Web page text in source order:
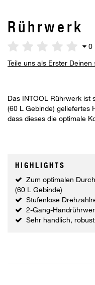
Rührwerk
0
Teile uns als Erster
Das INTOOL Rührwerk ist
(60 L Gebinde) geliefertes
dass dieses die optimale
HIGHLIGHTS
Zum optimalen
(60 L Gebinde)
Stufenlose
2-Gang-
Sehr handlich,